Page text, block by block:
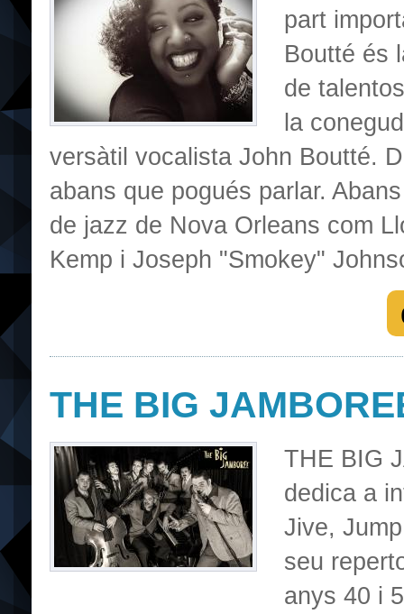
part
Boutté és
de
la
versàtil vocalista John Boutté.
abans que pogués parlar.
de jazz de Nova Orleans com
Kemp i Joseph "Smokey"
THE BIG
THE BIG
dedica a
Jive,
seu
anys 40 i